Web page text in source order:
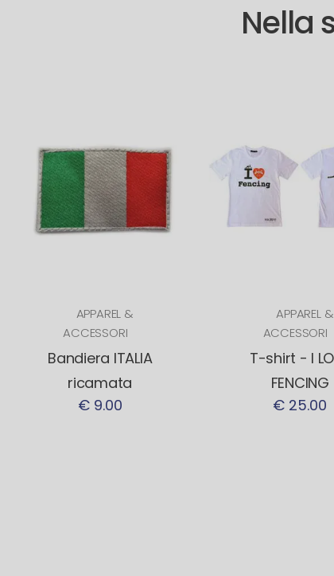
Nella
APPAREL &
ACCESSORI
Bandiera ITALIA
ricamata
€ 9.00
APPAREL &
ACCESSORI
T-shirt - I
FENCING
€ 25.00